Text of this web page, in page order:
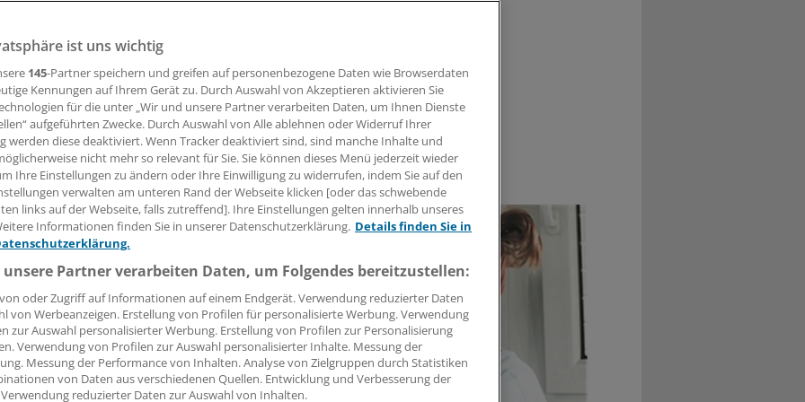
leichte und kleine Handprothesen entwickelt, die auch Kinder nutzen
ein modulares Prothesensystem, das einzelne fehlende Finger
Nominiert waren sie damit für den deutschen Zukunftspreis.
05:14 Uhr
0
ist uns wichtig
145-Partner speichern und greifen auf personenbezogene Daten wie Browserdaten
Kennungen auf Ihrem Gerät zu. Durch Auswahl von Akzeptieren aktivieren Sie
für die unter „Wir und unsere Partner verarbeiten Daten, um Ihnen Dienste
aufgeführten Zwecke. Durch Auswahl von Alle ablehnen oder Widerruf Ihrer
werden diese deaktiviert. Wenn Tracker deaktiviert sind, sind manche Inhalte und
nicht mehr so relevant für Sie. Sie können dieses Menü jederzeit wieder
Ihre Einstellungen zu ändern oder Ihre Einwilligung zu widerrufen, indem Sie auf den
verwalten am unteren Rand der Webseite klicken [oder das schwebende
links auf der Webseite, falls zutreffend]. Ihre Einstellungen gelten innerhalb unseres
Informationen finden Sie in unserer Datenschutzerklärung. Details finden Sie in
Partner verarbeiten Daten, um Folgendes bereitzustellen:
oder Zugriff auf Informationen auf einem Endgerät. Verwendung reduzierter Daten
von Werbeanzeigen. Erstellung von Profilen für personalisierte Werbung. Verwendung
zur Auswahl personalisierter Werbung. Erstellung von Profilen zur Personalisierung
Verwendung von Profilen zur Auswahl personalisierter Inhalte. Messung der
Messung der Performance von Inhalten. Analyse von Zielgruppen durch Statistiken
von Daten aus verschiedenen Quellen. Entwicklung und Verbesserung der
reduzierter Daten zur Auswahl von Inhalten.